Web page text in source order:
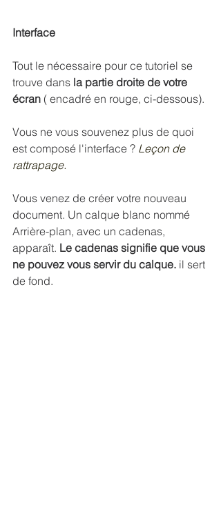
Interface
Tout le nécessaire pour ce tutoriel se
trouve dans la partie droite de votre
écran ( encadré en rouge, ci-dessous).
Vous ne vous souvenez plus de quoi
est composé l'interface ? Leçon de
rattrapage.
Vous venez de créer votre nouveau
document. Un calque blanc nommé
Arrière-plan, avec un cadenas,
apparaît. Le cadenas signifie que vous
ne pouvez vous servir du calque. il sert
de fond.